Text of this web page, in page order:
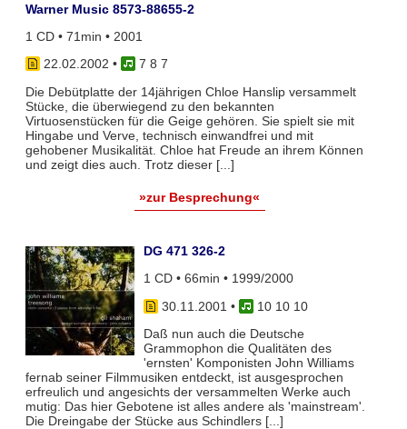
Warner Music 8573-88655-2
1 CD • 71min • 2001
22.02.2002 •
7 8 7
Die Debütplatte der 14jährigen Chloe Hanslip versammelt
Stücke, die überwiegend zu den bekannten
Virtuosenstücken für die Geige gehören. Sie spielt sie mit
Hingabe und Verve, technisch einwandfrei und mit
gehobener Musikalität. Chloe hat Freude an ihrem Können
und zeigt dies auch. Trotz dieser [...]
»zur Besprechung«
DG 471 326-2
1 CD • 66min • 1999/2000
30.11.2001 •
10 10 10
Daß nun auch die Deutsche
Grammophon die Qualitäten des
'ernsten' Komponisten John Williams
fernab seiner Filmmusiken entdeckt, ist ausgesprochen
erfreulich und angesichts der versammelten Werke auch
mutig: Das hier Gebotene ist alles andere als 'mainstream'.
Die Dreingabe der Stücke aus Schindlers [...]